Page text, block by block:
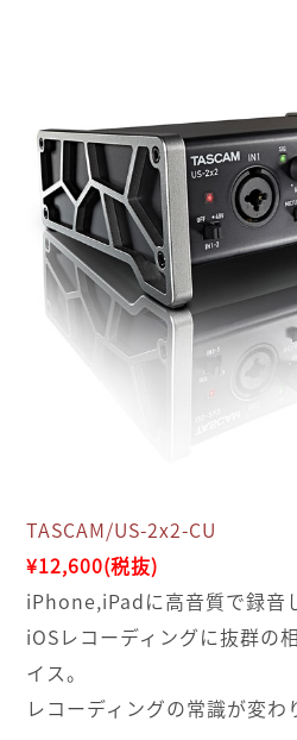
TASCAM/US-2x2-CU
¥12,600(税抜)
iPhone,iPadに高音質で録音
iOSレコーディングに抜群の
イス。
レコーディングの常識が変わ